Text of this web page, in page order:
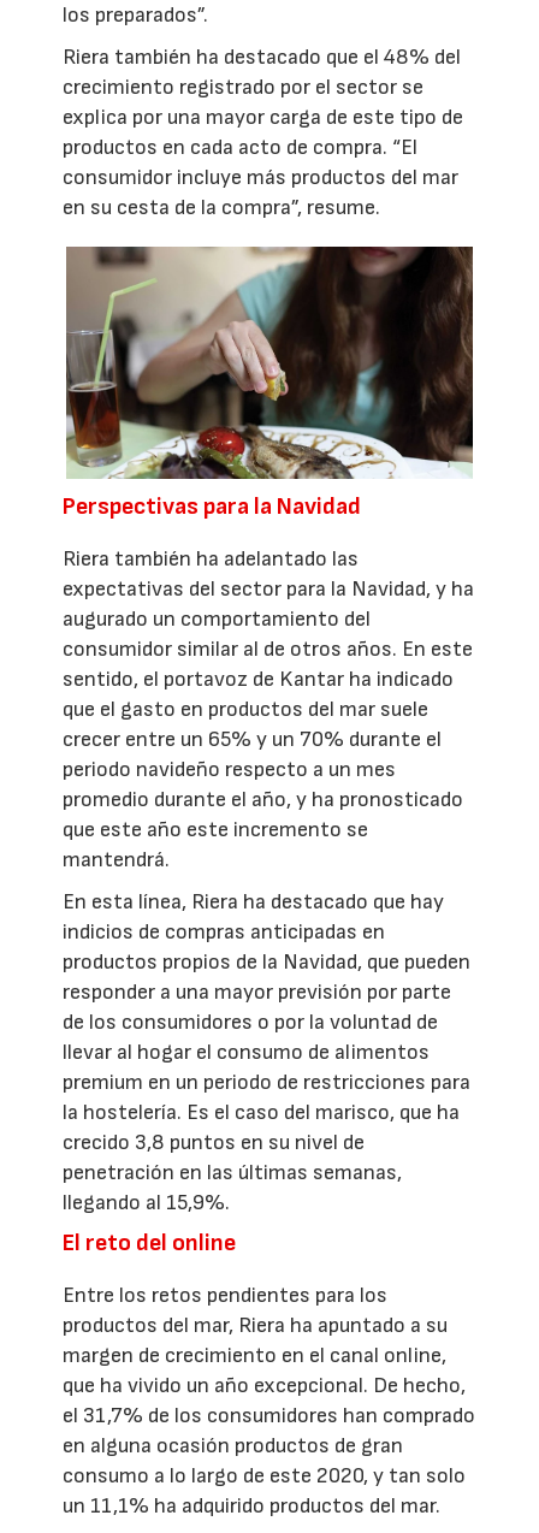
los preparados”.
Riera también ha destacado que el 48% del
crecimiento registrado por el sector se
explica por una mayor carga de este tipo de
productos en cada acto de compra. “El
consumidor incluye más productos del mar
en su cesta de la compra”, resume.
Perspectivas para la Navidad
Riera también ha adelantado las
expectativas del sector para la Navidad, y ha
augurado un comportamiento del
consumidor similar al de otros años. En este
sentido, el portavoz de Kantar ha indicado
que el gasto en productos del mar suele
crecer entre un 65% y un 70% durante el
periodo navideño respecto a un mes
promedio durante el año, y ha pronosticado
que este año este incremento se
mantendrá.
En esta línea, Riera ha destacado que hay
indicios de compras anticipadas en
productos propios de la Navidad, que pueden
responder a una mayor previsión por parte
de los consumidores o por la voluntad de
llevar al hogar el consumo de alimentos
premium en un periodo de restricciones para
la hostelería. Es el caso del marisco, que ha
crecido 3,8 puntos en su nivel de
penetración en las últimas semanas,
llegando al 15,9%.
El reto del online
Entre los retos pendientes para los
productos del mar, Riera ha apuntado a su
margen de crecimiento en el canal online,
que ha vivido un año excepcional. De hecho,
el 31,7% de los consumidores han comprado
en alguna ocasión productos de gran
consumo a lo largo de este 2020, y tan solo
un 11,1% ha adquirido productos del mar.